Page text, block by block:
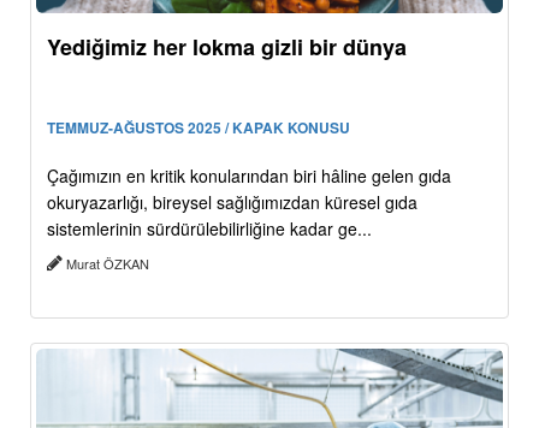
Yediğimiz her lokma gizli bir dünya
TEMMUZ-AĞUSTOS 2025 / KAPAK KONUSU
Çağımızın en kritik konularından biri hâline gelen gıda
okuryazarlığı, bireysel sağlığımızdan küresel gıda
sistemlerinin sürdürülebilirliğine kadar ge...
Murat ÖZKAN